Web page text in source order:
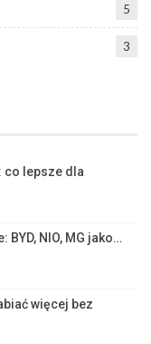
5
3
co lepsze dla
BYD, NIO, MG jako…
więcej bez